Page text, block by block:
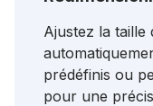
Ajustez la taille
prédéfinis ou
pour une